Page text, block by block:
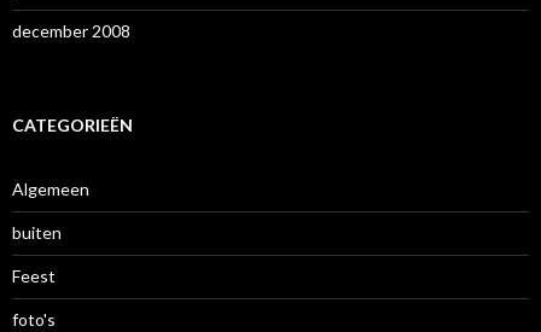
december 2008
CATEGORIEËN
Algemeen
buiten
Feest
foto's